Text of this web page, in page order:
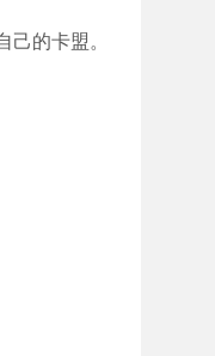
的卡盟。